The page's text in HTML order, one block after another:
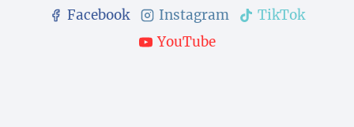
Facebook Instagram
TikTok
YouTube